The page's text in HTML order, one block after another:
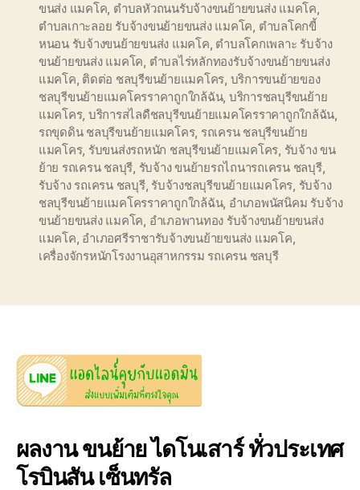
ขนส่ง แมคโค, ตำบลหัวถนนรับจ้างขนย้ายขนส่ง แมคโค,
ตำบลเกาะลอย รับจ้างขนย้ายขนส่ง แมคโค, ตำบลโคกขี้
หนอน รับจ้างขนย้ายขนส่ง แมคโค, ตำบลโคกเพลาะ รับจ้าง
ขนย้ายขนส่ง แมคโค, ตำบลไร่หลักทองรับจ้างขนย้ายขนส่ง
แมคโค, ติดต่อ ชลบุรีขนย้ายแมคโคร, บริการขนย้ายของ
ชลบุรีขนย้ายแมคโครราคาถูกใกล้ฉัน, บริการชลบุรีขนย้าย
แมคโคร, บริการสไลดืชลบุรีขนย้ายแมคโครราคาถูกใกล้ฉัน,
รถขุดดิน ชลบุรีขนย้ายแมคโคร, รถเครน ชลบุรีขนย้าย
แมคโคร, รับขนส่งรถหนัก ชลบุรีขนย้ายแมคโคร, รับจ้าง ขน
ย้าย รถเครน ชลบุรี, รับจ้าง ขนย้ายรถไถนารถเครน ชลบุรี,
รับจ้าง รถเครน ชลบุรี, รับจ้างชลบุรีขนย้ายแมคโคร, รับจ้าง
ชลบุรีขนย้ายแมคโครราคาถูกใกล้ฉัน, อำเภอพนัสนิคม รับจ้าง
ขนย้ายขนส่ง แมคโค, อำเภอพานทอง รับจ้างขนย้ายขนส่ง
แมคโค, อำเภอศรีราชารับจ้างขนย้ายขนส่ง แมคโค,
เครื่องจักรหนักโรงงานอุสาหกรรม รถเครน ชลบุรี
ผลงาน ขนย้าย ไดโนเสาร์ ทั่วประเทศ
โรบินสัน เซ็นทรัล